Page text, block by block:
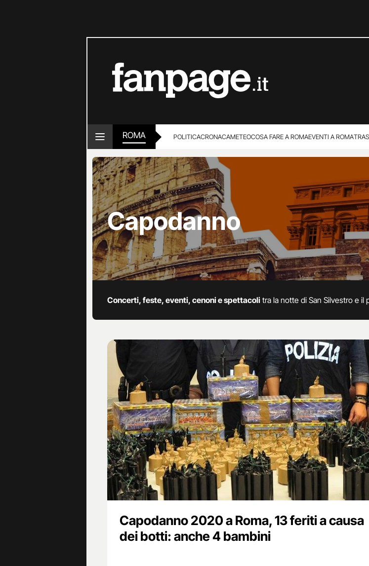
ROMA POLITICACRONACAMETEOCOSA FARE A ROMAEVENTI A ROMA
Capodanno
Concerti, feste, eventi, cenoni e spettacoli tra la notte di San Silvestro e il
Capodanno 2020 a Roma, 13 feriti a causa
dei botti: anche 4 bambini